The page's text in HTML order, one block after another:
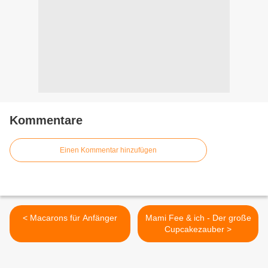
Kommentare
Einen Kommentar hinzufügen
< Macarons für Anfänger
Mami Fee & ich - Der große
Cupcakezauber >